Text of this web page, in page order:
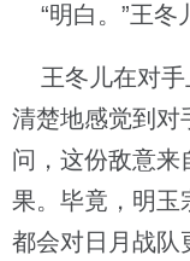
“明白。”王冬
王冬儿在对手
清楚地感觉到对
问，这份敌意来
果。毕竟，明玉
都会对日月战队